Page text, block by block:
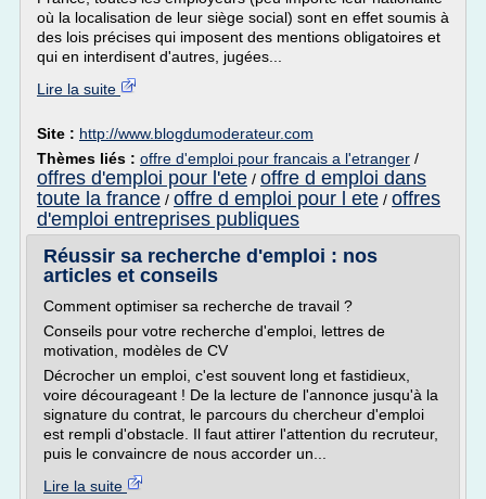
où la localisation de leur siège social) sont en effet soumis à
des lois précises qui imposent des mentions obligatoires et
qui en interdisent d'autres, jugées...
Lire la suite
Site : http://www.blogdumoderateur.com
Thèmes liés : offre d'emploi pour francais a l'etranger /
offres d'emploi pour l'ete / offre d emploi dans
toute la france / offre d emploi pour l ete / offres
d'emploi entreprises publiques
Réussir sa recherche d'emploi : nos
articles et conseils
Comment optimiser sa recherche de travail ?
Conseils pour votre recherche d'emploi, lettres de
motivation, modèles de CV
Décrocher un emploi, c'est souvent long et fastidieux,
voire décourageant ! De la lecture de l'annonce jusqu'à la
signature du contrat, le parcours du chercheur d'emploi
est rempli d'obstacle. Il faut attirer l'attention du recruteur,
puis le convaincre de nous accorder un...
Lire la suite